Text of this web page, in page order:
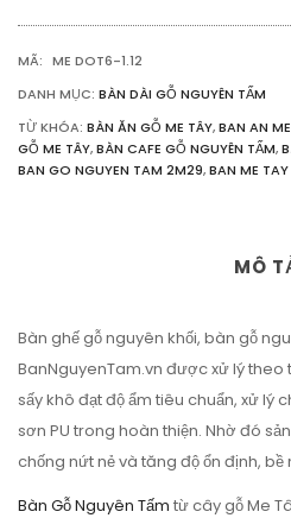
2M29
MÃ: ME DOT6-1.12
DANH MỤC: BÀN DÀI GỖ NGUYÊN TẤM
TỪ KHÓA: BÀN ĂN GỖ ME TÂY,BAN AN
GỖ ME TÂY,BÀN CAFE GỖ NGUYÊN TẤM,
BAN GO NGUYEN TAM 2M29,BAN ME
MÔ
Bàn ghế gỗ nguyên khối, bàn gỗ
BanNguyenTam.vn được xử lý theo
sấy khô đạt độ ẩm tiêu chuẩn, xử lý
sơn PU trong hoàn thiện. Nhờ đó
chống nứt nẻ và tăng độ ổn định,
Bàn Gỗ Nguyên Tấm từ cây gỗ Me